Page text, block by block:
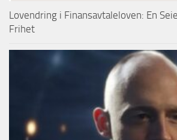
Lovendring i Finansavtaleloven: En
Frihet